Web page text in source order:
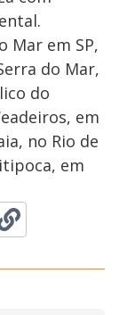
Mar em SP,
do Mar,
do
em
no Rio de
em